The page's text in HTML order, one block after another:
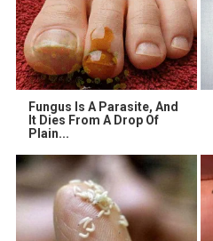
Fungus Is A Parasite, And
It Dies From A Drop Of
Plain...